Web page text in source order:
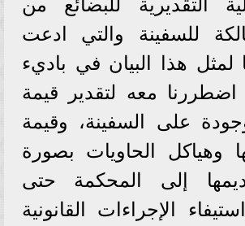
للسفينة والتي ادعت
لمثل هذا البيان في باديء
اضطررنا معه لتقدير قيمة
على السفينة، وقيمة
وهياكل الحاويات بصورة
إلى المحكمة حتى
الإجراءات القانونية